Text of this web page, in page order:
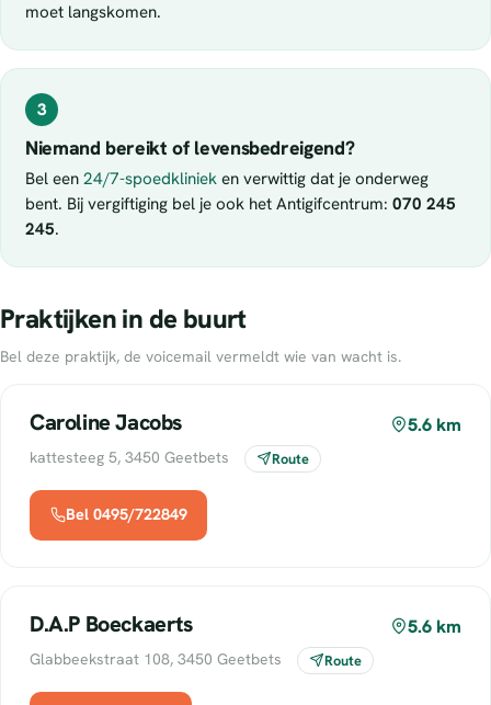
moet langskomen.
3
Niemand bereikt of levensbedreigend?
Bel een 24/7-spoedkliniek en verwittig dat je onderweg
bent. Bij vergiftiging bel je ook het Antigifcentrum: 070 245
245.
Praktijken in de buurt
Bel deze praktijk, de voicemail vermeldt wie van wacht is.
Caroline Jacobs 5.6 km
kattesteeg 5, 3450 Geetbets Route
Bel 0495/722849
D.A.P Boeckaerts 5.6 km
Glabbeekstraat 108, 3450 Geetbets Route